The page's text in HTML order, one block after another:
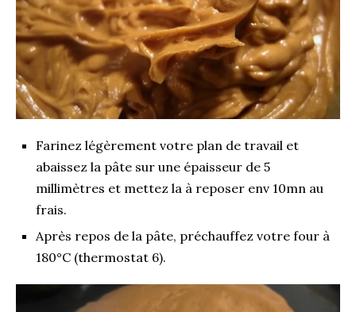
Farinez légèrement votre plan de travail et
abaissez la pâte sur une épaisseur de 5
millimètres et mettez la à reposer env 10mn au
frais.
Après repos de la pâte, préchauffez votre four à
180°C (thermostat 6).